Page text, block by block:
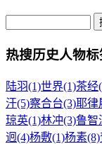
热搜历史人物标
陆羽(1)世界(1)茶经
汗(5)察合台(3)耶律
琼英(1)林冲(3)鲁智
迥(4)杨敷(1)杨素(8)